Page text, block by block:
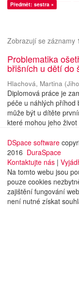
Předmět: sestra ×
Zobrazují se záznamy
Problematika
břišních u dětí do
Hlachová, Martina (
Diplomová práce je
péče u náhlých příhod
může být u dítěte
které mohou jeho
DSpace software
2016 DuraSpace
Kontaktujte nás |
Na tomto webu jsou
pouze cookies
zajištění fungování
není nutné získat